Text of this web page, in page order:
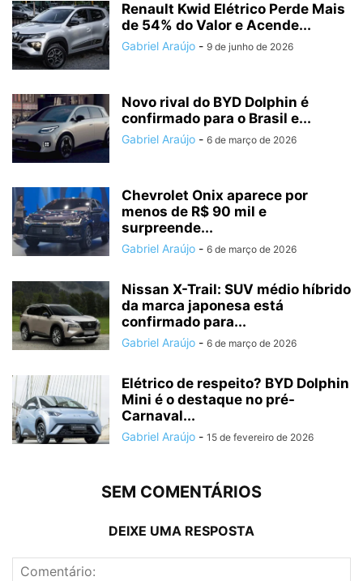
Renault Kwid Elétrico Perde Mais
de 54% do Valor e Acende...
Gabriel Araújo - 9 de junho de 2026
Novo rival do BYD Dolphin é
confirmado para o Brasil e...
Gabriel Araújo - 6 de março de 2026
Chevrolet Onix aparece por
menos de R$ 90 mil e
surpreende...
Gabriel Araújo - 6 de março de 2026
Nissan X-Trail: SUV médio híbrido
da marca japonesa está
confirmado para...
Gabriel Araújo - 6 de março de 2026
Elétrico de respeito? BYD Dolphin
Mini é o destaque no pré-
Carnaval...
Gabriel Araújo - 15 de fevereiro de 2026
SEM COMENTÁRIOS
DEIXE UMA RESPOSTA